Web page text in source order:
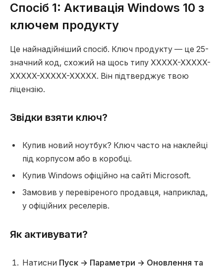
Спосіб 1: Активація Windows 10 з
ключем продукту
Це найнадійніший спосіб. Ключ продукту — це 25-
значний код, схожий на щось типу XXXXX-XXXXX-
XXXXX-XXXXX-XXXXX. Він підтверджує твою
ліцензію.
Звідки взяти ключ?
Купив новий ноутбук? Ключ часто на наклейці
під корпусом або в коробці.
Купив Windows офіційно на сайті Microsoft.
Замовив у перевіреного продавця, наприклад,
у офіційних реселерів.
Як активувати?
Натисни Пуск → Параметри → Оновлення та